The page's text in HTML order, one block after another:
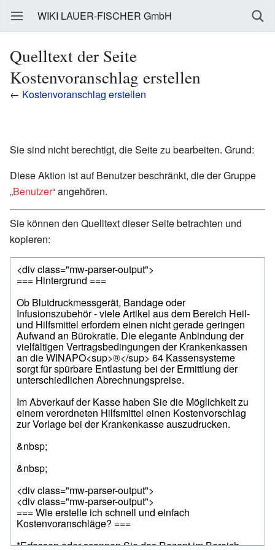
WIKI LAUER-FISCHER GmbH
Quelltext der Seite
Kostenvoranschlag erstellen
← Kostenvoranschlag erstellen
Sie sind nicht berechtigt, die Seite zu bearbeiten. Grund:
Diese Aktion ist auf Benutzer beschränkt, die der Gruppe
„Benutzer“ angehören.
Sie können den Quelltext dieser Seite betrachten und
kopieren: